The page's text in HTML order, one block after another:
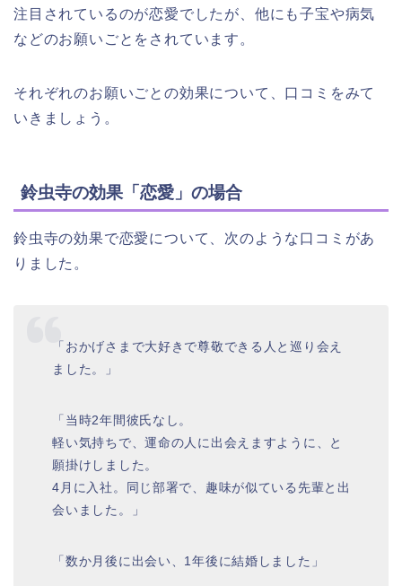
注目されているのが恋愛でしたが、他にも子宝や病気
などのお願いごとをされています。
それぞれのお願いごとの効果について、口コミをみて
いきましょう。
鈴虫寺の効果「恋愛」の場合
鈴虫寺の効果で恋愛について、次のような口コミがあ
りました。
「おかげさまで大好きで尊敬できる人と巡り会え
ました。」
「当時2年間彼氏なし。
軽い気持ちで、運命の人に出会えますように、と
願掛けしました。
4月に入社。同じ部署で、趣味が似ている先輩と出
会いました。」
「数か月後に出会い、1年後に結婚しました」